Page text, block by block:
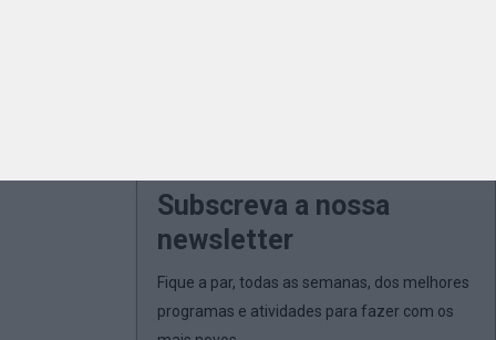
Subscreva a nossa
newsletter
Fique a par, todas as semanas, dos melhores
programas e atividades para fazer com os